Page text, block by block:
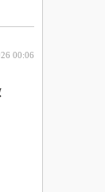
00:06